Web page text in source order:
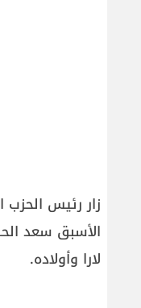
زار رئيس الحزب
الأسبق سعد
لارا وأولاده.